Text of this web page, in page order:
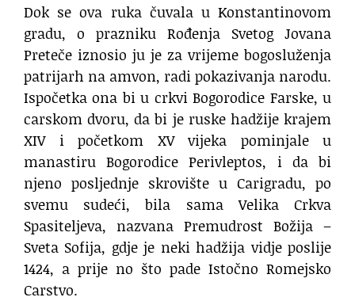
Dok se ova ruka čuvala u Konstantinovom
gradu, o prazniku Rođenja Svetog Jovana
Preteče iznosio ju je za vrijeme bogosluženja
patrijarh na amvon, radi pokazivanja narodu.
Ispočetka ona bi u crkvi Bogorodice Farske, u
carskom dvoru, da bi je ruske hadžije krajem
XIV i početkom XV vijeka pominjale u
manastiru Bogorodice Perivleptos, i da bi
njeno posljednje skrovište u Carigradu, po
svemu sudeći, bila sama Velika Crkva
Spasiteljeva, nazvana Premudrost Božija –
Sveta Sofija, gdje je neki hadžija vidje poslije
1424, a prije no što pade Istočno Romejsko
Carstvo.